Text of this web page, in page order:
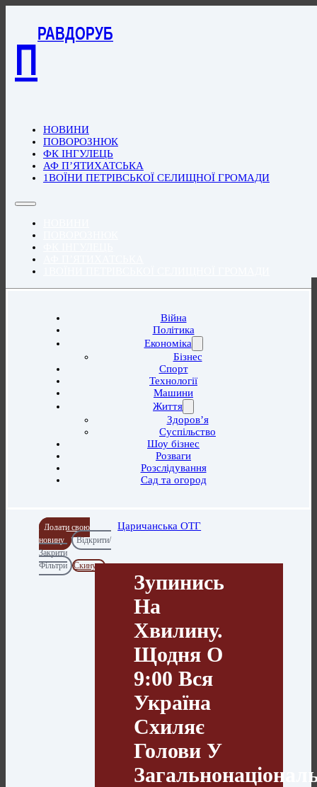
П
РАВДОРУБ
НОВИНИ
ПОВОРОЗНЮК
ФК ІНГУЛЕЦЬ
АФ П’ЯТИХАТСЬКА
1ВОЇНИ ПЕТРІВСЬКОЇ СЕЛИЩНОЇ ГРОМАДИ
Війна
Політика
Економіка
Бізнес
Спорт
Технології
Машини
Життя
Здоров’я
Суспільство
Шоу бізнес
Розваги
Розслідування
Сад та огород
Додати свою
новину
Відкрити/
Закрити
Фільтри
Скинути
Царичанська ОТГ
Зупинись
На
Хвилину.
Щодня О
9:00 Вся
Україна
Схиляє
Голови У